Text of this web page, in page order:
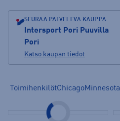
SEURAA PALVELEVA KAUPPA
Intersport Pori Puuvilla
Pori
Katso kaupan tiedot
ToimihenkilötChicagoMinnesota